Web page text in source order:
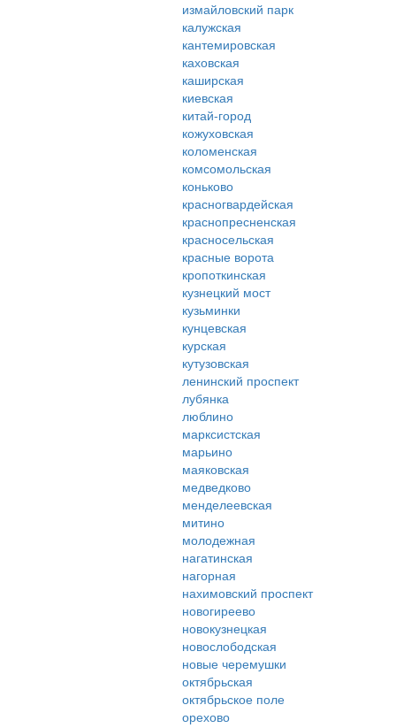
измайловский парк
калужская
кантемировская
каховская
каширская
киевская
китай-город
кожуховская
коломенская
комсомольская
коньково
красногвардейская
краснопресненская
красносельская
красные ворота
кропоткинская
кузнецкий мост
кузьминки
кунцевская
курская
кутузовская
ленинский проспект
лубянка
люблино
марксистская
марьино
маяковская
медведково
менделеевская
митино
молодежная
нагатинская
нагорная
нахимовский проспект
новогиреево
новокузнецкая
новослободская
новые черемушки
октябрьская
октябрьское поле
орехово